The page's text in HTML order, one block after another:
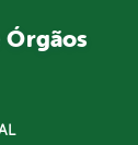
Órgãos